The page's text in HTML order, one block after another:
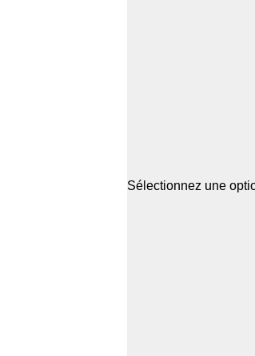
Sélectionnez une